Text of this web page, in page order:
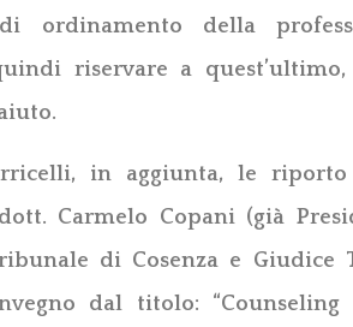
ordinamento della
riservare a
in aggiunta, le
Carmelo Copani (già
di Cosenza e Giudice
dal titolo: “Counseling